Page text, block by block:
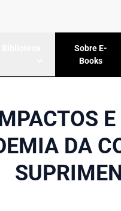
Sobre E-
Books
DA